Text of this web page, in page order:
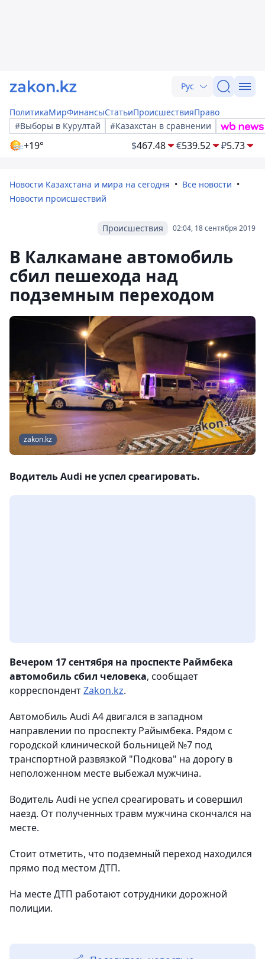
Рус
ПолитикаМирФинансыСтатьиПроисшествияПраво
#Выборы в Курултай
#Казахстан в сравнении
+19° $467.48 €539.52 ₽5.73
Новости Казахстана и мира на сегодня
Все новости
Новости происшествий
02:04, 18 сентября 2019
Происшествия
В Калкамане автомобиль
сбил пешехода над
подземным переходом
zakon.kz
Водитель Audi не успел среагировать.
Вечером 17 сентября на проспекте Раймбека
автомобиль сбил человека, сообщает
корреспондентZakon.kz.
Автомобиль Audi A4 двигался в западном
направлении по проспекту Райымбека. Рядом с
городской клинической больницей №7 под
транспортной развязкой "Подкова" на дорогу в
неположенном месте выбежал мужчина.
Водитель Audi не успел среагировать и совершил
наезд. От полученных травм мужчина скончался на
месте.
Стоит отметить, что подземный переход находился
прямо под местом ДТП.
На месте ДТП работают сотрудники дорожной
полиции.